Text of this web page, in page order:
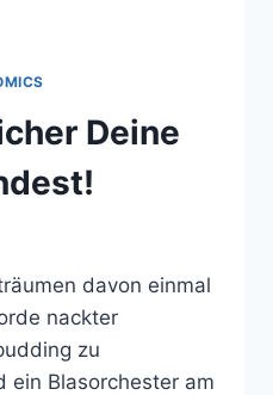
Deine
davon einmal
nackter
zu
ein Blasorchester am